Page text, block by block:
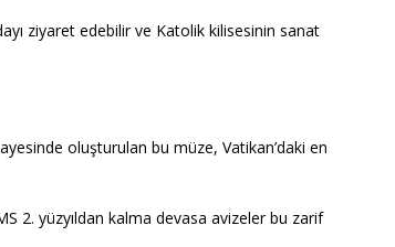
ziyaret edebilir ve Katolik kilisesinin sanat
oluşturulan bu müze, Vatikan’daki en
2. yüzyıldan kalma devasa avizeler bu zarif